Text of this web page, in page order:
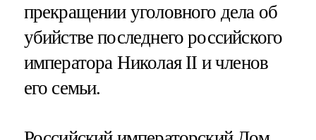
прекращении уголовного дела об
убийстве последнего российского
императора Николая II и членов
его семьи.